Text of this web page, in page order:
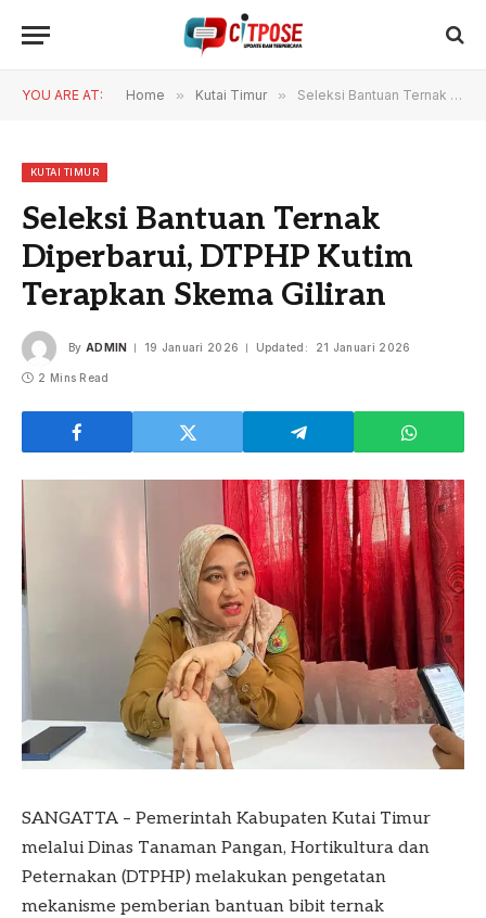
YOU ARE AT: Home » Kutai Timur » Seleksi Bantuan Ternak Diperbarui, DTPHP Kutim Terapkan Skema Giliran
KUTAI TIMUR
Seleksi Bantuan Ternak
Diperbarui, DTPHP Kutim
Terapkan Skema Giliran
By ADMIN 19 Januari 2026 Updated: 21 Januari 2026
2 Mins Read
SANGATTA – Pemerintah Kabupaten Kutai Timur
melalui Dinas Tanaman Pangan, Hortikultura dan
Peternakan (DTPHP) melakukan pengetatan
mekanisme pemberian bantuan bibit ternak